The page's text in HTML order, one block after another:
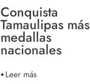
Conquista
Tamaulipas más
medallas
nacionales
Leer más